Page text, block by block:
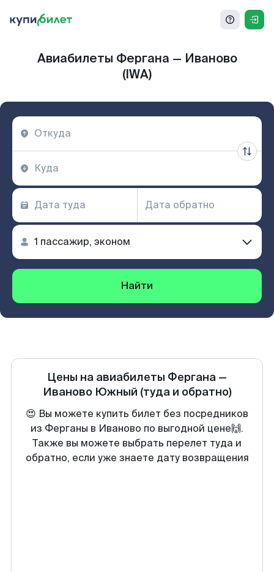
Авиабилеты Фергана — Иваново
(IWA)
Найти
Цены на авиабилеты Фергана —
Иваново Южный (туда и обратно)
😍 Вы можете купить билет без посредников
из Ферганы в Иваново по выгодной цене🙌.
Также вы можете выбрать перелет туда и
обратно, если уже знаете дату возвращения